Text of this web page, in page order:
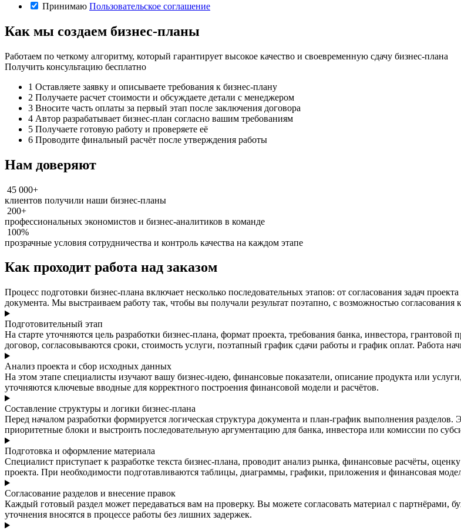
Принимаю Пользовательское соглашение
Как мы создаем бизнес-планы
Работаем по четкому алгоритму, который гарантирует высокое качество и своевременную сдачу бизнес-плана
Получить консультацию бесплатно
1 Оставляете заявку и описываете требования к бизнес-плану
2 Получаете расчет стоимости и обсуждаете детали с менеджером
3 Вносите часть оплаты за первый этап после заключения договора
4 Автор разрабатывает бизнес-план согласно вашим требованиям
5 Получаете готовую работу и проверяете её
6 Проводите финальный расчёт после утверждения работы
Нам доверяют
45 000+
клиентов получили наши бизнес-планы
200+
профессиональных экономистов и бизнес-аналитиков в команде
100%
прозрачные условия сотрудничества и контроль качества на каждом этапе
Как проходит работа над заказом
Процесс подготовки бизнес-плана включает несколько последовательных этапов: от согласования задач
документа. Мы выстраиваем работу так, чтобы вы получали результат поэтапно, с возможностью согласования
Подготовительный этап
На старте уточняются цель разработки бизнес-плана, формат проекта, требования банка, инвестора,
договор, согласовываются сроки, стоимость услуги, поэтапный график сдачи работы и график оплат. Работа
Анализ проекта и сбор исходных данных
На этом этапе специалисты изучают вашу бизнес-идею, финансовые показатели, описание продукта или
уточняются ключевые вводные для корректного построения финансовой модели и расчётов.
Составление структуры и логики бизнес-плана
Перед началом разработки формируется логическая структура документа и план-график выполнения разделов.
приоритетные блоки и выстроить последовательную аргументацию для банка, инвестора или комиссии по
Подготовка и оформление материала
Специалист приступает к разработке текста бизнес-плана, проводит анализ рынка, финансовые расчёты,
проекта. При необходимости подготавливаются таблицы, диаграммы, графики, приложения и финансовая
Согласование разделов и внесение правок
Каждый готовый раздел может передаваться вам на проверку. Вы можете согласовать материал с партнёрами,
уточнения вносятся в процессе работы без лишних задержек.